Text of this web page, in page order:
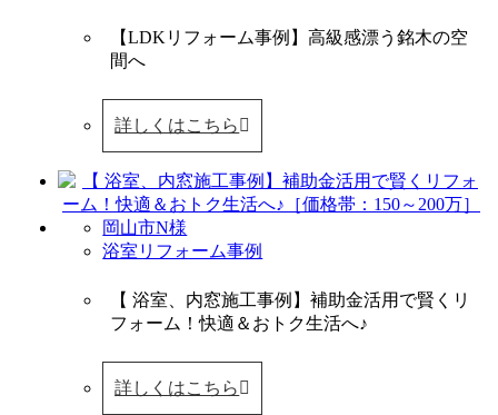
【LDKリフォーム事例】高級感漂う銘木の空
間へ
詳しくはこちら
岡山市N様
浴室リフォーム事例
【 浴室、内窓施工事例】補助金活用で賢くリ
フォーム！快適＆おトク生活へ♪
詳しくはこちら